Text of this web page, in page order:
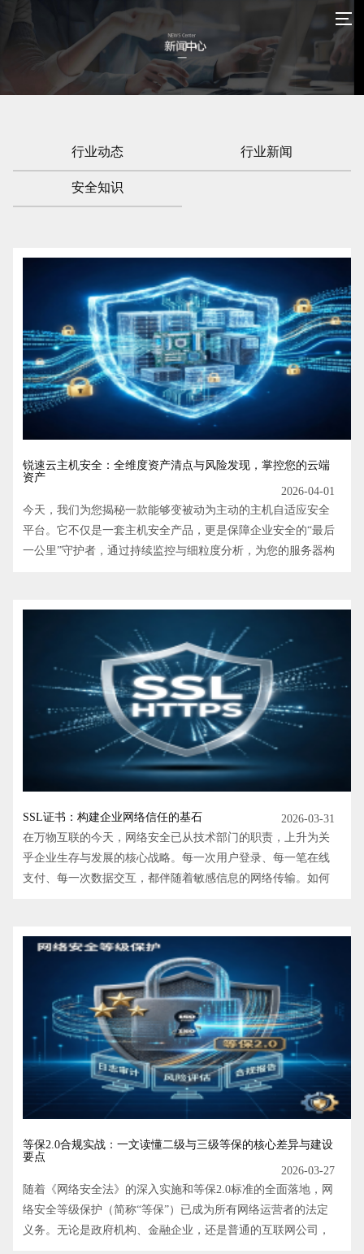
行业动态 行业新闻
安全知识
锐速云主机安全：全维度资产清点与风险发现，掌控您的云端
资产
2026-04-01
今天，我们为您揭秘一款能够变被动为主动的主机自适应安全
平台。它不仅是一套主机安全产品，更是保障企业安全的“最后
一公里”守护者，通过持续监控与细粒度分析，为您的服务器构
​SSL证书：构建企业网络信任的基石
2026-03-31
在万物互联的今天，网络安全已从技术部门的职责，上升为关
乎企业生存与发展的核心战略。每一次用户登录、每一笔在线
支付、每一次数据交互，都伴随着敏感信息的网络传输。如何
等保2.0合规实战：一文读懂二级与三级等保的核心差异与建设
要点
2026-03-27
随着《网络安全法》的深入实施和等保2.0标准的全面落地，网
络安全等级保护（简称“等保”）已成为所有网络运营者的法定
义务。无论是政府机构、金融企业，还是普通的互联网公司，